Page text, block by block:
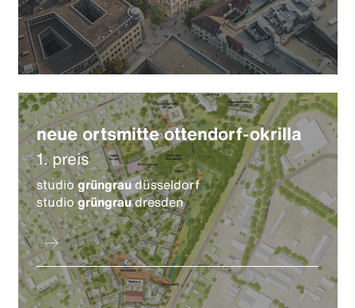
neue ortsmitte ottendorf-okrilla
1. preis
studiogrüngraudüsseldorf
studiogrüngraudresden